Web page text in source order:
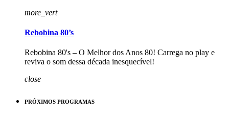
more_vert
Rebobina 80’s
Rebobina 80's – O Melhor dos Anos 80! Carrega no play e
reviva o som dessa década inesquecível!
close
PRÓXIMOS PROGRAMAS